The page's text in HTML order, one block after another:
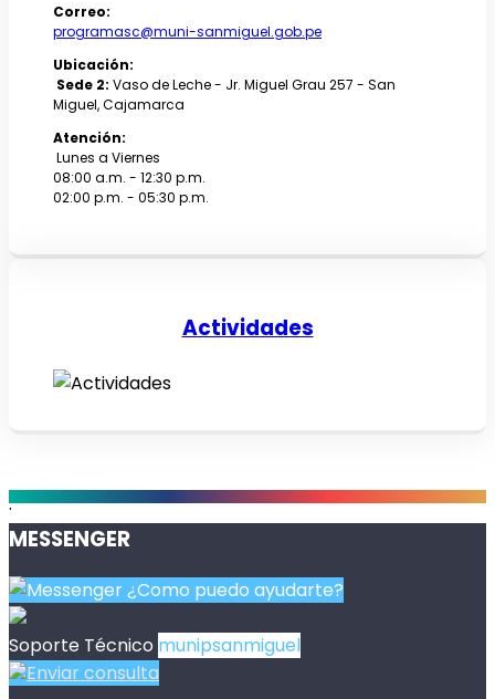
Correo:
programasc@muni-sanmiguel.gob.pe
Ubicación:
Sede 2: Vaso de Leche - Jr. Miguel Grau 257 - San
Miguel, Cajamarca
Atención:
Lunes a Viernes
08:00 a.m. - 12:30 p.m.
02:00 p.m. - 05:30 p.m.
Actividades
.
MESSENGER
¿Como puedo ayudarte?
Soporte Técnico munipsanmiguel
Enviar consulta